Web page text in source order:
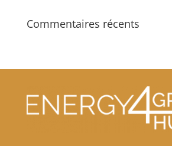
Commentaires récents